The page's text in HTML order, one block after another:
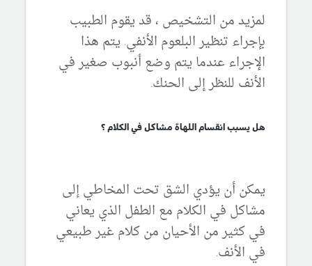
لمزيد من التشخيص ، قد يقوم الطبيب
بإجراء تنظير البلعوم الأنفي. يتم هذا
الإجراء عندما يتم وضع أنبوب صغير في
الأنف للنظر إلى الحنك.
هل يسبب انقسام اللهاة مشاكل في الكلام ؟
يمكن أن يؤدي الشق تحت المخاطي إلى
مشاكل في الكلام مع الطفل الذي يعاني
في كثير من الأحيان من كلام غير طبيعي
في الأنف.